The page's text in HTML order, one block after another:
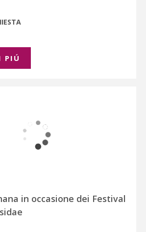
PIÚ
in occasione dei Festival